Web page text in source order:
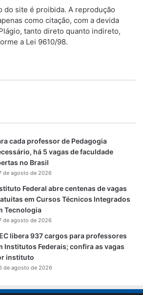
do site é proibida. A reprodução
como citação, com a devida
tanto direto quanto indireto,
a Lei 9610/98.
cada professor de Pedagogia
há 5 vagas de faculdade
no Brasil
de agosto de 2026
Federal abre centenas de vagas
em Cursos Técnicos Integrados
Tecnologia
de agosto de 2026
libera 937 cargos para professores
Institutos Federais; confira as vagas
instituto
de agosto de 2026